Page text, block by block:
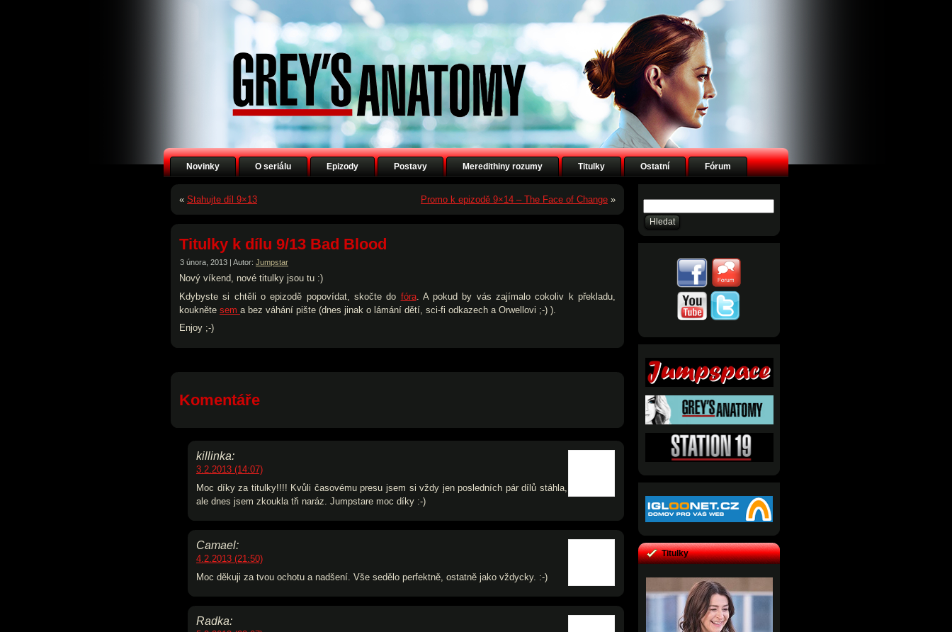
Novinky O seriálu Epizody Postavy Meredithiny rozumy Titulky Ostatní Fórum
« Stahujte díl 9×13 Promo k epizodě 9×14 – The Face of Change »
Titulky k dílu 9/13 Bad Blood
3 února, 2013 | Autor: Jumpstar
Nový víkend, nové titulky jsou tu :)
Kdybyste si chtěli o epizodě popovídat, skočte do fóra. A pokud by vás zajímalo cokoliv k překladu,
koukněte sem a bez váhání pište (dnes jinak o lámání dětí, sci-fi odkazech a Orwellovi ;-) ).
Enjoy ;-)
Komentáře
killinka:
3.2.2013 (14:07)
Moc díky za titulky!!!! Kvůli časovému presu jsem si vždy jen posledních pár dílů stáhla,
ale dnes jsem zkoukla tři naráz. Jumpstare moc díky :-)
Camael:
4.2.2013 (21:50)
Moc děkuji za tvou ochotu a nadšení. Vše sedělo perfektně, ostatně jako vždycky. :-)
Radka:
Titulky